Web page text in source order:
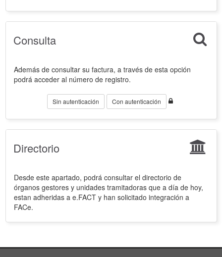
Consulta
Además de consultar su factura, a través de esta opción
podrá acceder al número de registro.
Sin autenticación Con autenticación
Directorio
Desde este apartado, podrá consultar el directorio de
órganos gestores y unidades tramitadoras que a día de hoy,
estan adheridas a e.FACT y han solicitado integración a
FACe.